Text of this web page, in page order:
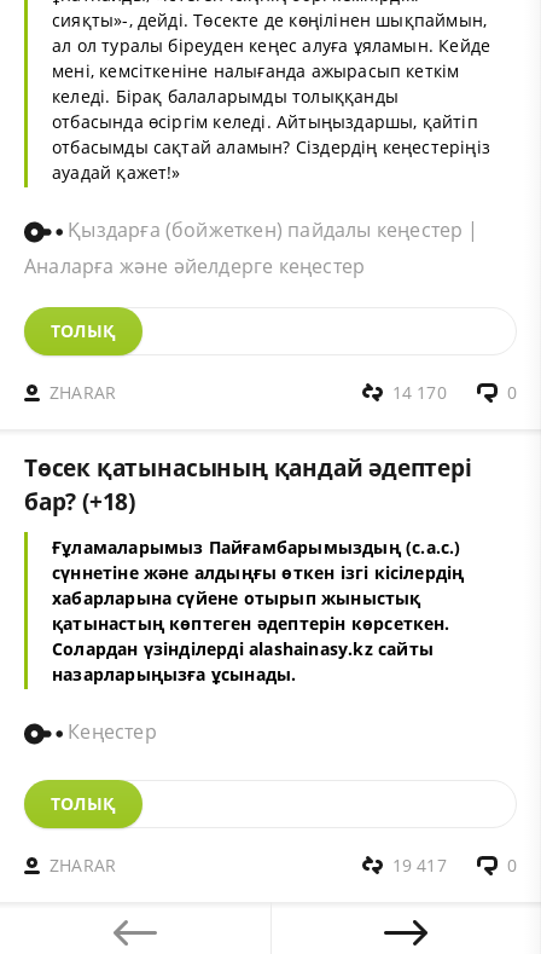
сияқты»-, дейді. Төсекте де көңілінен шықпаймын,
ал ол туралы біреуден кеңес алуға ұяламын. Кейде
мені, кемсіткеніне налығанда ажырасып кеткім
келеді. Бірақ балаларымды толыққанды
отбасында өсіргім келеді. Айтыңыздаршы, қайтіп
отбасымды сақтай аламын? Сіздердің кеңестеріңіз
ауадай қажет!»
Қыздарға (бойжеткен) пайдалы кеңестер |
Аналарға және әйелдерге кеңестер
ТОЛЫҚ
ZHARAR 0
14 170
Төсек қатынасының қандай әдептері
бар? (+18)
Ғұламаларымыз Пайғамбарымыздың (с.а.с.)
сүннетіне және алдыңғы өткен ізгі кісілердің
хабарларына сүйене отырып жыныстық
қатынастың көптеген әдептерін көрсеткен.
Солардан үзінділердіalashainasy.kzсайты
назарларыңызға ұсынады.
Кеңестер
ТОЛЫҚ
ZHARAR 0
19 417